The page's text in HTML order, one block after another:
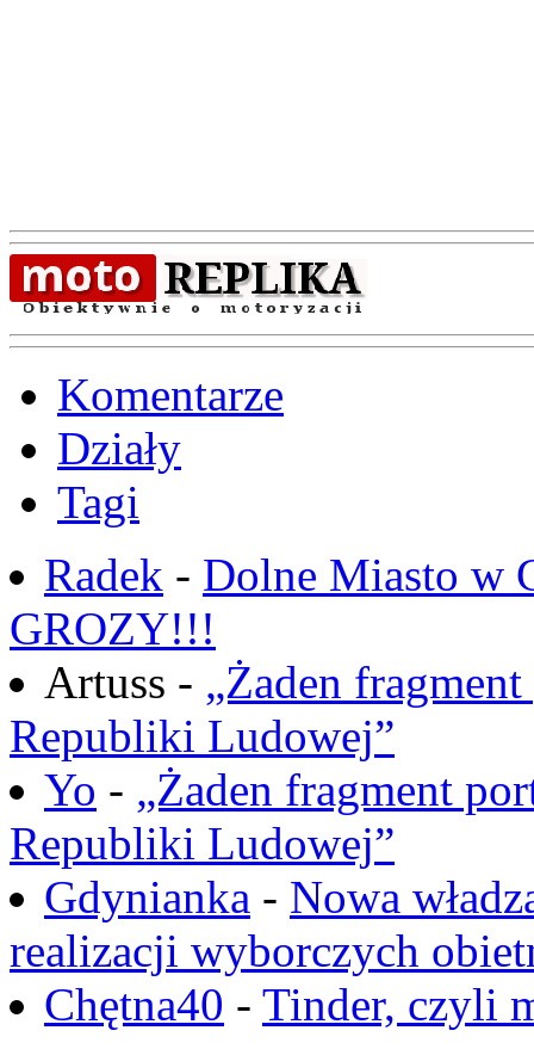
Komentarze
Działy
Tagi
Radek - Dolne Miasto w
GROZY!!!
Artuss - „Żaden
Republiki Ludowej”
Yo - „Żaden fragment
Republiki Ludowej”
Gdynianka - Nowa
realizacji wyborczych
Chętna40 - Tinder, czyli